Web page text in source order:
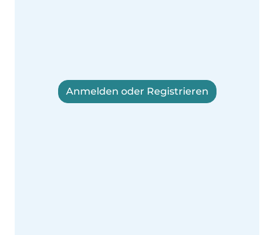
Anmelden oder Registrieren